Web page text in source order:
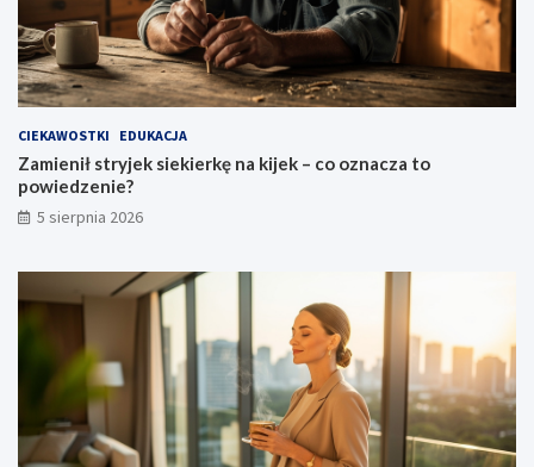
CIEKAWOSTKI EDUKACJA
Zamienił stryjek siekierkę na kijek – co oznacza to
powiedzenie?
5 sierpnia 2026